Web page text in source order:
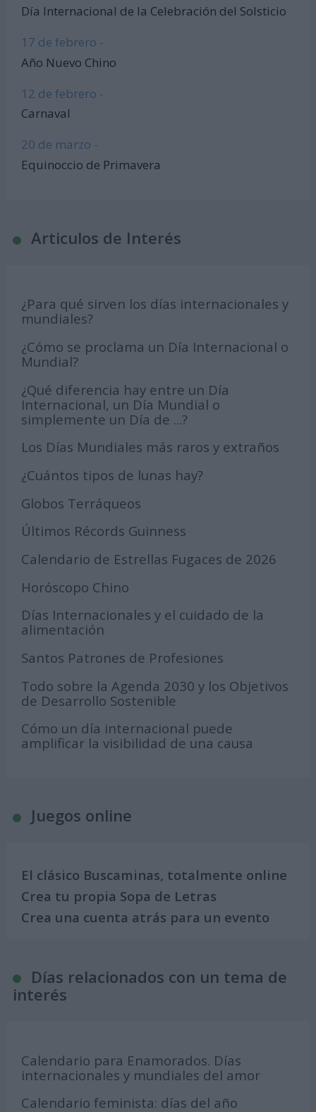
Día Internacional de la Celebración del Solsticio
17 de febrero -
Año Nuevo Chino
12 de febrero -
Carnaval
20 de marzo -
Equinoccio de Primavera
Articulos de Interés
¿Para qué sirven los días internacionales y
mundiales?
¿Cómo se proclama un Día Internacional o
Mundial?
¿Qué diferencia hay entre un Día
Internacional, un Día Mundial o
simplemente un Día de ...?
Los Días Mundiales más raros y extraños
¿Cuántos tipos de lunas hay?
Globos Terráqueos
Últimos Récords Guinness
Calendario de Estrellas Fugaces de 2026
Horóscopo Chino
Días Internacionales y el cuidado de la
alimentación
Santos Patrones de Profesiones
Todo sobre la Agenda 2030 y los Objetivos
de Desarrollo Sostenible
Cómo un día internacional puede
amplificar la visibilidad de una causa
Juegos online
El clásico Buscaminas, totalmente online
Crea tu propia Sopa de Letras
Crea una cuenta atrás para un evento
Días relacionados con un tema de
interés
Calendario para Enamorados. Días
internacionales y mundiales del amor
Calendario feminista: días del año